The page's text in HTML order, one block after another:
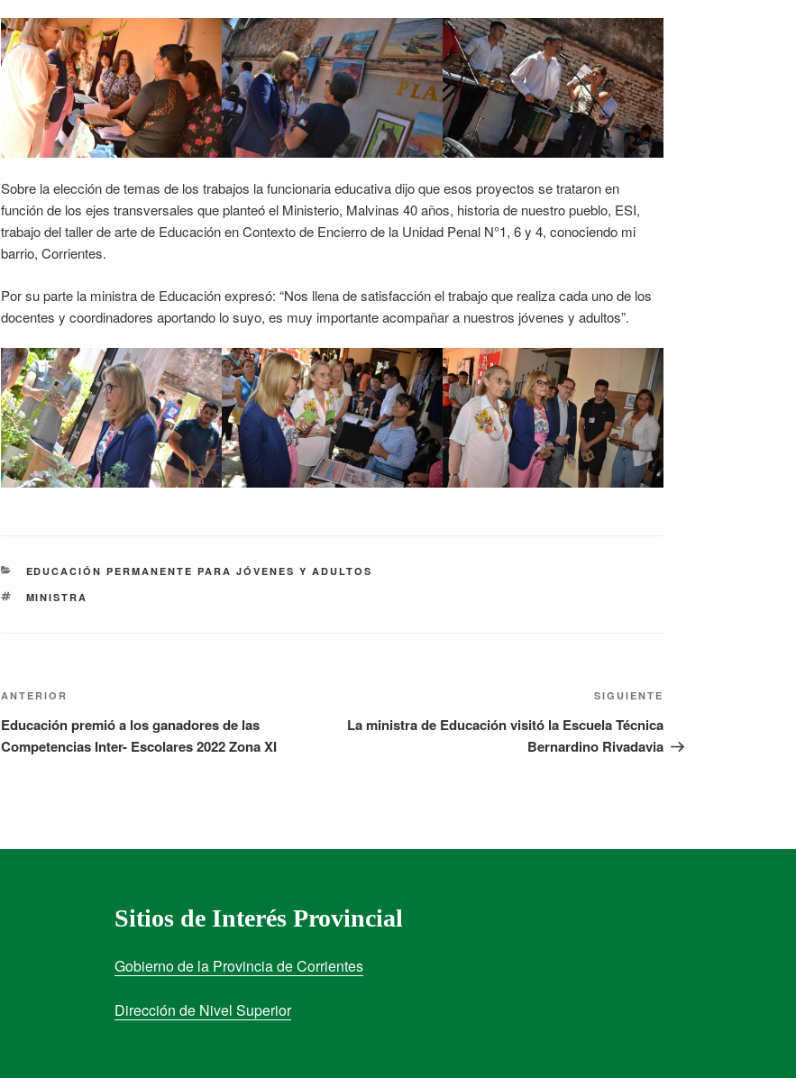
Sobre la elección de temas de los trabajos la funcionaria educativa dijo que esos proyectos se trataron en
función de los ejes transversales que planteó el Ministerio, Malvinas 40 años, historia de nuestro pueblo, ESI,
trabajo del taller de arte de Educación en Contexto de Encierro de la Unidad Penal N°1, 6 y 4, conociendo mi
barrio, Corrientes.
Por su parte la ministra de Educación expresó: “Nos llena de satisfacción el trabajo que realiza cada uno de los
docentes y coordinadores aportando lo suyo, es muy importante acompañar a nuestros jóvenes y adultos”.
EDUCACIÓN PERMANENTE PARA JÓVENES Y ADULTOS
MINISTRA
ANTERIOR
Educación premió a los ganadores de las
Competencias Inter- Escolares 2022 Zona XI
SIGUIENTE
La ministra de Educación visitó la Escuela Técnica
Bernardino Rivadavia
Sitios de Interés Provincial
Gobierno de la Provincia de Corrientes
Dirección de Nivel Superior